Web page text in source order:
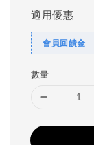
適用優惠
會員回饋金
數量